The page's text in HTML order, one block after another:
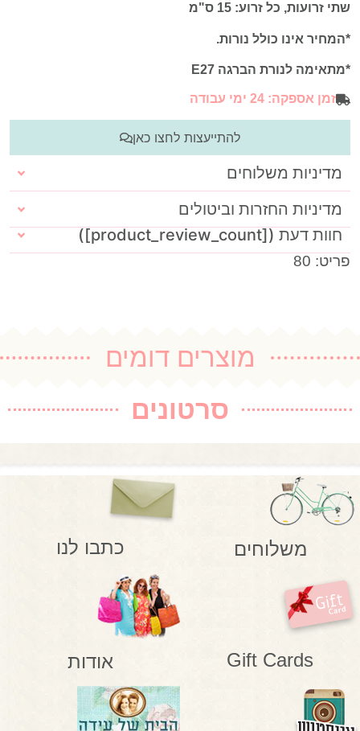
שתי זרועות, כל זרוע: 15 ס"מ
*המחיר אינו כולל נורות.
*מתאימה לנורת הברגה E27
זמן אספקה: 24 ימי עבודה
להתייעצות לחצו כאן
מדיניות משלוחים
מדיניות החזרות וביטולים
חוות דעת ([product_review_count])
פריט: 80
מוצרים דומים
סרטונים
משלוחים כתבו לנו
Gift Cards אודות